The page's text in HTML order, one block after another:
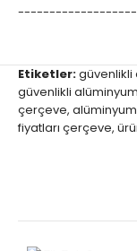
Etiketler:güvenlikli
güvenlikli
çerçeve,
fiyatları çerçeve,